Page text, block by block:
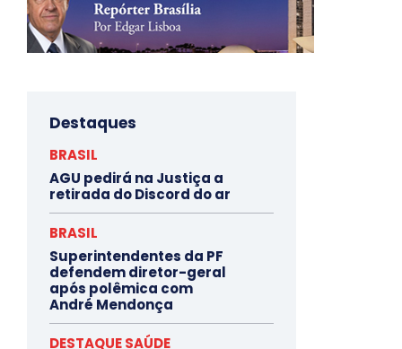
Destaques
BRASIL
AGU pedirá na Justiça a
retirada do Discord do ar
BRASIL
Superintendentes da PF
defendem diretor-geral
após polêmica com
André Mendonça
DESTAQUE SAÚDE